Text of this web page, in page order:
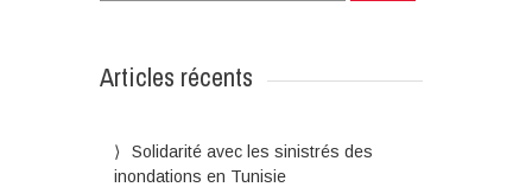
Articles récents
Solidarité avec les sinistrés des
inondations en Tunisie